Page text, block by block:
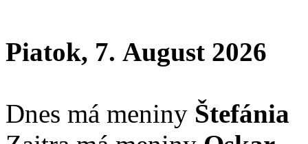
Piatok, 7. August 2026
Dnes má meniny Štefánia